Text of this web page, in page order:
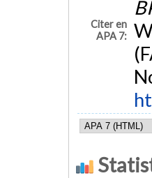
Citer en
APA 7: